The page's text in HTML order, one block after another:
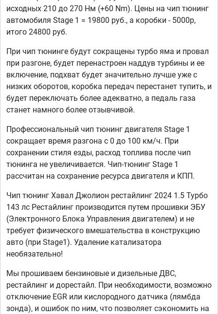
исходных 210 до 270 Нм (+60 Nm). Цены на чип тюнинг
автомобиля Stage 1 = 19800 руб., а коробки - 5000р,
итого 24800 руб.
При чип тюнинге будут сокращены турбо яма и провал
при разгоне, будет перенастроен наддув турбины и ее
включение, подхват будет значительно лучше уже с
низких оборотов, коробка передач перестанет тупить, и
будет переключать более адекватно, а педаль газа
станет намного более отзывчивой.
Профессиональный чип тюнинг двигателя Stage 1
сокращает время разгона с 0 до 100 км/ч. При
сохранении стиля езды, расход топлива после чип
тюнинга не увеличивается. Чип-тюнинг Stage 1
рассчитан на сохранение ресурса двигателя и КПП.
Чип тюнинг Хавал Джолион рестайлинг 2024 1.5 Турбо
143 лс Рестайлинг производится путем прошивки ЭБУ
(Электронного Блока Управления двигателем) и не
требует физического вмешательства в конструкцию
авто (при Stage1). Удаление катализатора
необязательно!
Мы прошиваем бензиновые и дизельные ДВС,
рестайлинг и дорестайл. При необходимости, возможно
отключение EGR или кислородного датчика (лямбда
зонда), и ошибок по ним, что позволяет сэкономить на